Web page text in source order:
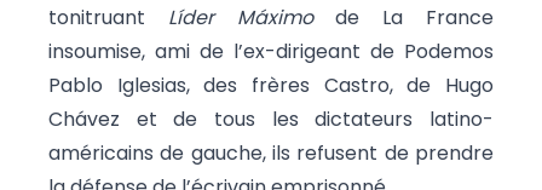
tonitruant Líder Máximode La France
insoumise, ami de l’ex-dirigeant de Podemos
Pablo Iglesias, des frères Castro, de Hugo
Chávez et de tous les dictateurs latino-
américains de gauche, ils refusent de prendre